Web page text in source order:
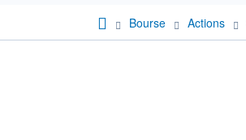
Bourse Actions